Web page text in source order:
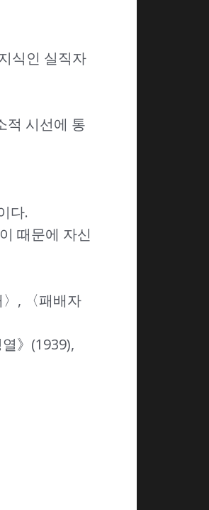
식인 실직자
적 시선에 통
다.
때문에 자신
, 〈패배자
》(1939),